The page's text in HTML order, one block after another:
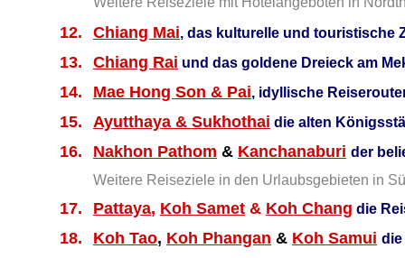
12. Chiang Mai, das kulturelle und touristische
13. Chiang Rai und das goldene Dreieck am
14. Mae Hong Son & Pai, idyllische
15. Ayutthaya & Sukhothai die alten
16. Nakhon Pathom & Kanchanaburi der
Weitere Reiseziele in den Urlaubsgebieten in
17. Pattaya, Koh Samet & Koh Chang die
18. Koh Tao, Koh Phangan & Koh Samui